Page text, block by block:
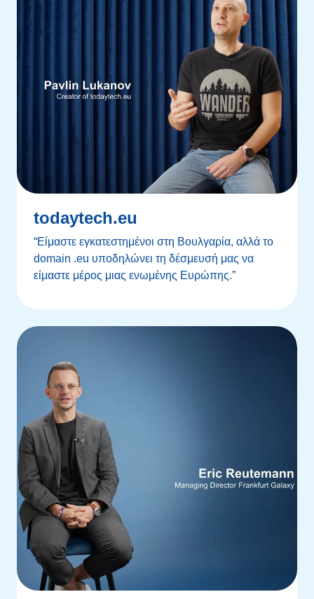
todaytech.eu
“Είμαστε εγκατεστημένοι στη Βουλγαρία, αλλά το
domain .eu υποδηλώνει τη δέσμευσή μας να
είμαστε μέρος μιας ενωμένης Ευρώπης.”